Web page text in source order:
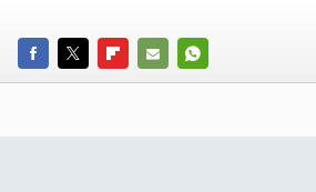
FACEBOOK
TWITTERFLIPBOARD
E-
WHATSAPP